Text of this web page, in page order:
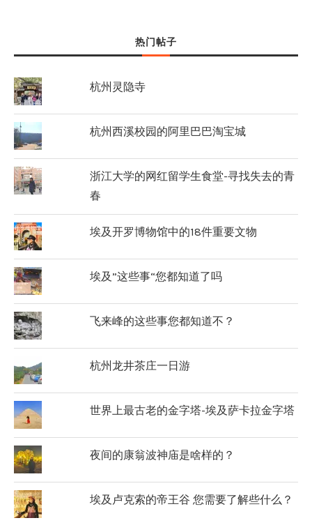
热门帖子
杭州灵隐寺
杭州西溪校园的阿里巴巴淘宝城
浙江大学的网红留学生食堂-寻找失去的青
春
埃及开罗博物馆中的18件重要文物
埃及”这些事“您都知道了吗
飞来峰的这些事您都知道不？
杭州龙井茶庄一日游
世界上最古老的金字塔-埃及萨卡拉金字塔
夜间的康翁波神庙是啥样的？
埃及卢克索的帝王谷 您需要了解些什么？